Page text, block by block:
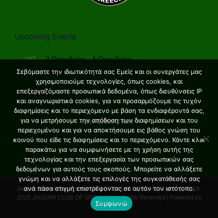
Upcoming Events
ΟΚΤ
2
2 Οκτωβρίου-4 Οκτωβρίου
MANI Peninsula Grand Tour
View Calendar
INFORMATION
Jaguar Club of Greece. tel: +30 6937210857 & 6944251483 - © 2019-
2025 JAGUAR CLUB OF GREECE | All Rights Reserved | Powered by
FNGNET
Σεβόμαστε την ιδιωτικότητά σας Εμείς και οι συνεργάτες μας
χρησιμοποιούμε τεχνολογίες, όπως cookies, και
επεξεργαζόμαστε προσωπικά δεδομένα, όπως διευθύνσεις IP
και αναγνωριστικά cookies, για να προσαρμόζουμε τις τυχόν
διαφημίσεις και το περιεχόμενο με βάση τα ενδιαφέροντά σας,
για να μετρήσουμε την απόδοση των διαφημίσεων και του
περιεχομένου και για να αποκτήσουμε εις βάθος γνώση του
κοινού που είδε τις διαφημίσεις και το περιεχόμενο. Κάντε κλικ
παρακάτω για να συμφωνήσετε με τη χρήση αυτής της
τεχνολογίας και την επεξεργασία των προσωπικών σας
δεδομένων για αυτούς τους σκοπούς. Μπορείτε να αλλάξετε
γνώμη και να αλλάξετε τις επιλογές της συγκατάθεσής σας
ανά πάσα στιγμή επιστρέφοντας σε αυτόν τον ιστότοπο.
Συμφωνώ